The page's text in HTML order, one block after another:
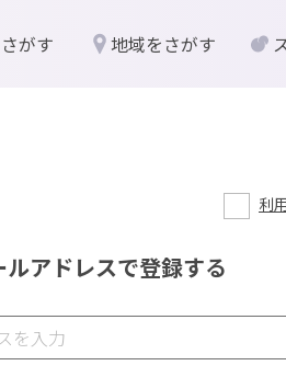
利
ルアドレスで登録する
がす 地域をさがす